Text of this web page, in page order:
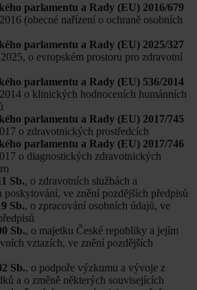
parlamentu a Rady (EU) 2016/679
(obecné nařízení o ochraně osobních
parlamentu a Rady (EU) 2025/327
o evropském prostoru pro zdravotní
parlamentu a Rady (EU) 536/2014
o klinických hodnoceních humánních
parlamentu a Rady (EU) 2017/745
o zdravotnických prostředcích
parlamentu a Rady (EU) 2017/746
o diagnostických zdravotnických
Sb., o zdravotních službách a
poskytování, ve znění pozdějších předpisů
Sb., o zpracování osobních údajů, ve
Sb., o majetku České republiky a jejím
vztazích, ve znění pozdějších
Sb., o podpoře výzkumu a vývoje z
a o změně některých souvisejících